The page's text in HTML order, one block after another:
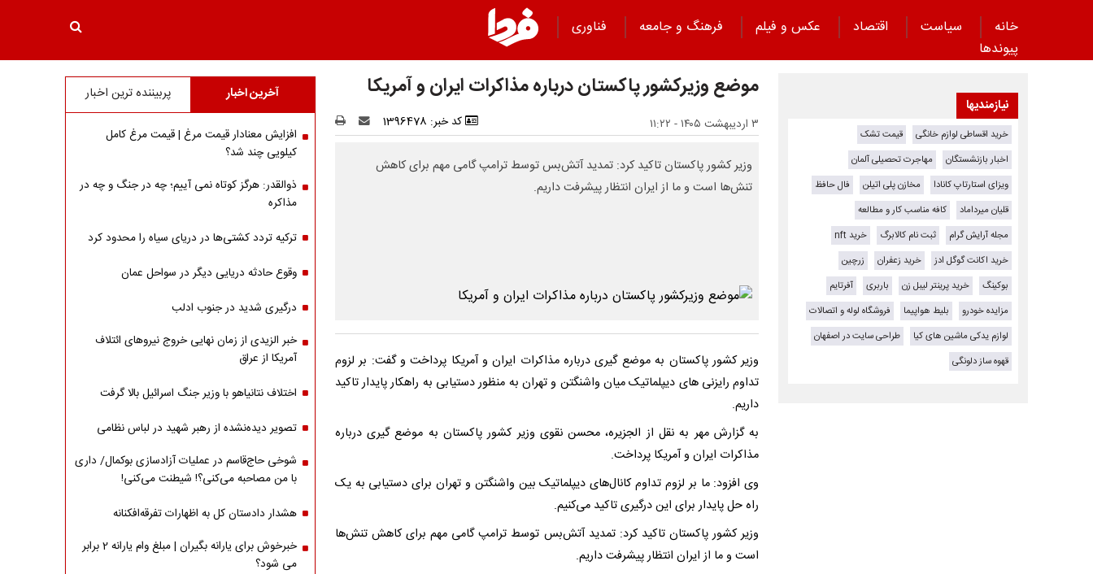
خانه سیاست اقتصاد عکس و فیلم فرهنگ و جامعه
فناوری
پیوند‌ها
موضع وزیرکشور پاکستان درباره مذاکرات ایران و آمریکا
۳ اردیبهشت ۱۴۰۵ - ۱۱:۲۲ کد خبر: 1396478
وزیر کشور پاکستان تاکید کرد: تمدید آتش‌بس توسط ترامپ گامی مهم برای کاهش
تنش‌ها است و ما از ایران انتظار پیشرفت داریم.
وزیر کشور پاکستان به موضع گیری درباره مذاکرات ایران و آمریکا پرداخت و گفت: بر لزوم
تداوم رایزنی های دیپلماتیک میان واشنگتن و تهران به منظور دستیابی به راهکار پایدار تاکید
داریم.
به گزارش مهر به نقل از الجزیره، محسن نقوی وزیر کشور پاکستان به موضع گیری درباره
مذاکرات ایران و آمریکا پرداخت.
وی افزود: ما بر لزوم تداوم کانال‌های دیپلماتیک بین واشنگتن و تهران برای دستیابی به یک
راه حل پایدار برای این درگیری تاکید می‌کنیم.
وزیر کشور پاکستان تاکید کرد: تمدید آتش‌بس توسط ترامپ گامی مهم برای کاهش تنش‌ها
است و ما از ایران انتظار پیشرفت داریم.
نیازمندیها
خرید اقساطی لوازم خانگی
قیمت تشک
اخبار بازنشستگان
مهاجرت تحصیلی آلمان
ویزای استارتاپ کانادا
مخازن پلی اتیلن
فال حافظ
قلیان میرداماد
کافه مناسب کار و مطالعه
مجله آرایش گرام
ثبت نام کالابرگ
خرید nft
خرید اکانت گوگل ادز
خرید زعفران
زرچین
بوکینگ
خرید پرینتر لیبل زن باربری
آفرتایم
مزایده خودرو
بلیط هواپیما
فروشگاه لوله و اتصالات
لوازم یدکی ماشین های کیا
طراحی سایت در اصفهان
قهوه ساز دلونگی
آخرین اخبار پربیننده ترین اخبار
افزایش معنادار قیمت مرغ | قیمت مرغ کامل
کیلویی چند شد؟
ذوالقدر: هرگز کوتاه نمی آییم؛ چه در جنگ و چه در
مذاکره
ترکیه تردد کشتی‌ها در دریای سیاه را محدود کرد
وقوع حادثه دریایی دیگر در سواحل عمان
درگیری شدید در جنوب ادلب
خبر الزیدی از زمان نهایی خروج نیروهای ائتلاف
آمریکا از عراق
اختلاف نتانیاهو با وزیر جنگ اسرائیل بالا گرفت
تصویر دیده‌نشده از رهبر شهید در لباس نظامی
شوخی حاج‌قاسم در عملیات آزادسازی بوکمال/ داری
با من مصاحبه‌ می‌کنی؟! شیطنت می‌کنی!
هشدار دادستان کل به اظهارات تفرقه‌افکنانه
خبرخوش برای یارانه بگیران | مبلغ وام یارانه 2 برابر
می شود؟